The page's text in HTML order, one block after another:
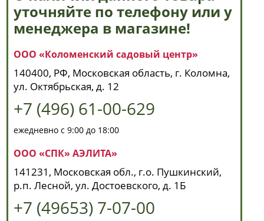
уточняйте по телефону или у
менеджера в магазине!
ООО «Коломенский садовый центр»
140400, РФ, Московская область, г. Коломна,
ул. Октябрьская, д. 12
+7 (496) 61-00-629
ежедневно с 9:00 до 18:00
ООО «СПК» АЭЛИТА»
141231, Московская обл., г.о. Пушкинский,
р.п. Лесной, ул. Достоевского, д. 1Б
+7 (49653) 7-07-00